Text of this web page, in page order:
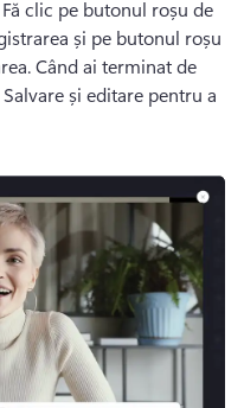
clic pe butonul roșu de
și pe butonul roșu
Când ai terminat de
și editare pentru a